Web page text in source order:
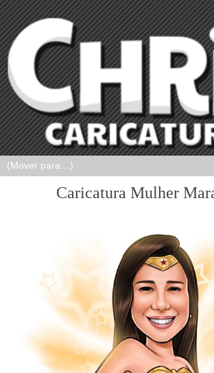
Caricatura Mulher